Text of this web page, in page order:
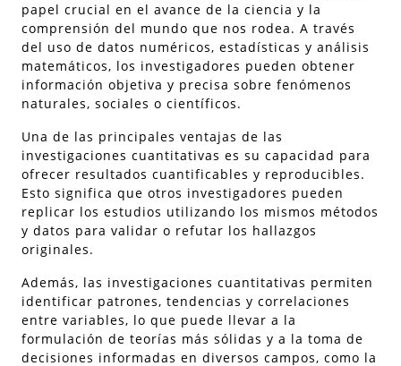
papel crucial en el avance de la ciencia y la
comprensión del mundo que nos rodea. A través
del uso de datos numéricos, estadísticas y análisis
matemáticos, los investigadores pueden obtener
información objetiva y precisa sobre fenómenos
naturales, sociales o científicos.
Una de las principales ventajas de las
investigaciones cuantitativas es su capacidad para
ofrecer resultados cuantificables y reproducibles.
Esto significa que otros investigadores pueden
replicar los estudios utilizando los mismos métodos
y datos para validar o refutar los hallazgos
originales.
Además, las investigaciones cuantitativas permiten
identificar patrones, tendencias y correlaciones
entre variables, lo que puede llevar a la
formulación de teorías más sólidas y a la toma de
decisiones informadas en diversos campos, como la